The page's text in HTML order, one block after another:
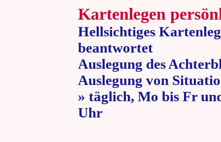
Kartenlegen
Hellsichtiges
beantwortet
Auslegung des
Auslegung von
» täglich, Mo bis Fr
Uhr » 80